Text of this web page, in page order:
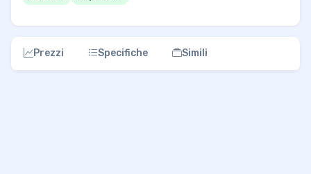
Prezzi Specifiche Simili